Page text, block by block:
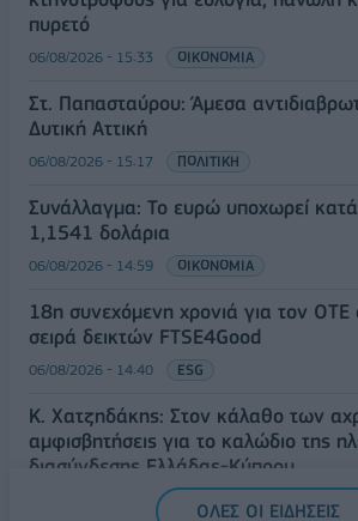
πυρετό
06/08/2026 - 15:33 ΟΙΚΟΝΟΜΙΑ
Στ. Παπασταύρου: Άμεσα
Δυτική Αττική
06/08/2026 - 15:17 ΠΟΛΙΤΙΚΗ
Συνάλλαγμα: Το ευρώ υποχωρεί
1,1541 δολάρια
06/08/2026 - 14:59 ΟΙΚΟΝΟΜΙΑ
18η συνεχόμενη χρονιά για τον ΟΤΕ
σειρά δεικτών FTSE4Good
06/08/2026 - 14:40 ESG
Κ. Χατζηδάκης: Στον κάλαθο των
αμφισβητήσεις για το καλώδιο της
διασύνδεσης Ελλάδας-Κύπρου
ΟΛΕΣ ΟΙ ΕΙΔΗΣΕΙΣ